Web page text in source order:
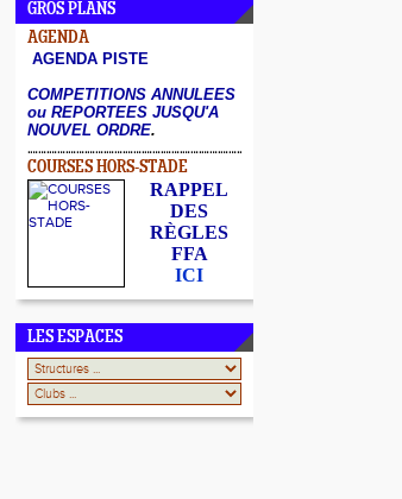
GROS PLANS
AGENDA
AGENDA PISTE
COMPETITIONS ANNULEES
ou REPORTEES JUSQU'A
NOUVEL ORDRE.
COURSES HORS-STADE
RAPPEL
DES
RÈGLES
FFA
ICI
LES ESPACES